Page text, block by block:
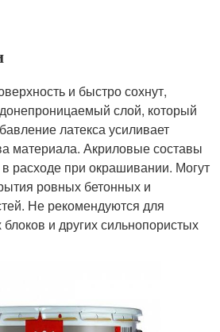
и быстро сохнут,
слой, который
латекса усиливает
материала. Акриловые составы
расходе при окрашивании. Могут
ровных бетонных и
Не рекомендуются для
и других сильнопористых